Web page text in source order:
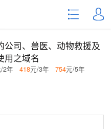
公司、兽医、动物救援及
用之域名
/2年418元/3年754元/5年